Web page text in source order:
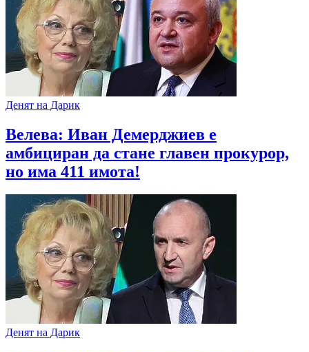
Денят на Дарик
Велева: Иван Демерджиев е
амбициран да стане главен прокурор,
но има 411 имота!
Денят на Дарик